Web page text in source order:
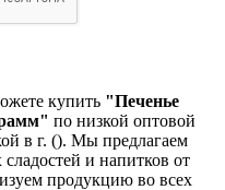
купить "Печенье
по низкой оптовой
в г. (). Мы предлагаем
и напитков от
продукцию во всех